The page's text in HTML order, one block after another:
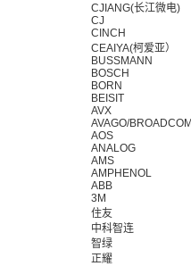
CJIANG(长江微电)
CJ
CINCH
CEAIYA(柯爱亚）
BUSSMANN
BOSCH
BORN
BEISIT
AVX
AVAGO/BROADCOM
AOS
ANALOG
AMS
AMPHENOL
ABB
3M
住友
中科智连
智绿
正耀